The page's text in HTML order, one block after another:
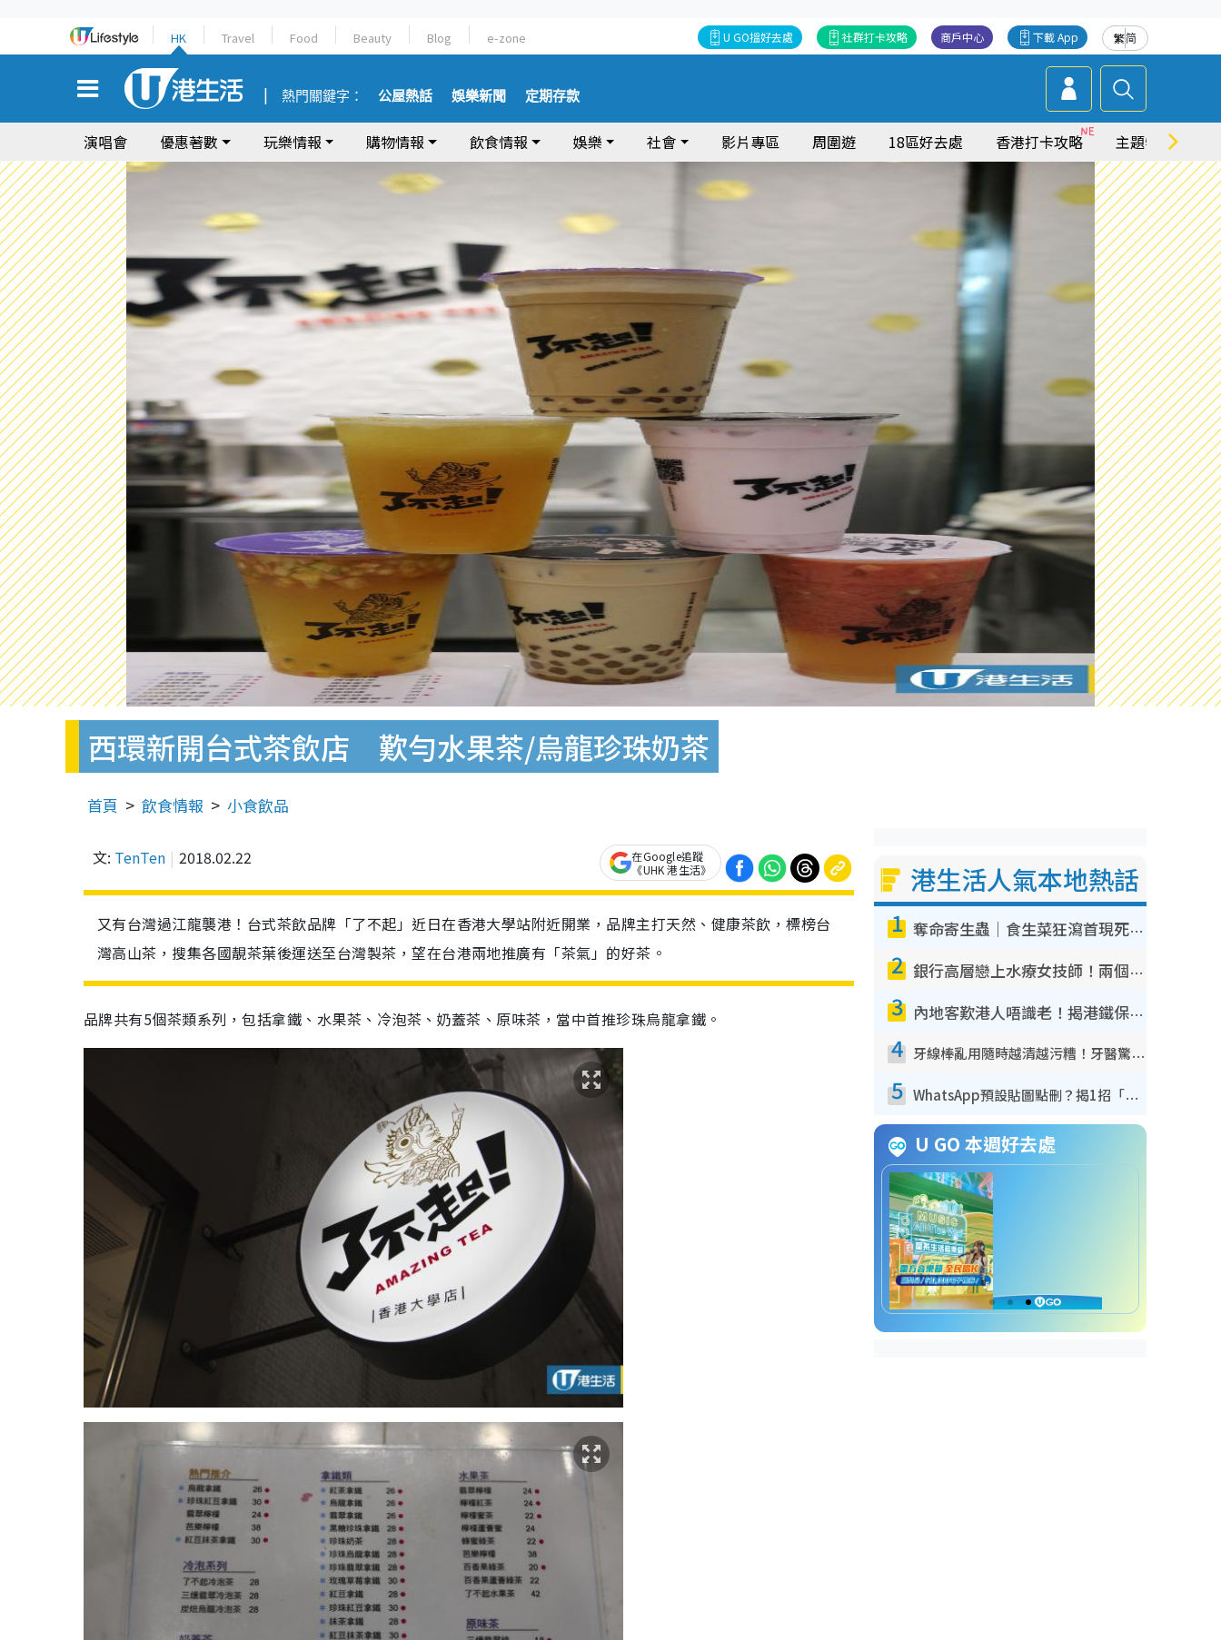
HK Travel Food Beauty Blog e-zone 繁简
下載 App
商戶中心
社群打卡攻略
U GO搵好去處
熱門關鍵字： 公屋熱話 娛樂新聞 定期存款
演唱會 優惠著數 玩樂情報 購物情報 飲食情報 娛樂 社會 影片專區 周圍遊 18區好去處 香港打卡攻略 主題特集
西環新開台式茶飲店 歎勻水果茶/烏龍珍珠奶茶
首頁 飲食情報 小食飲品
文: TenTen 2018.02.22
在Google追蹤
《UHK 港生活》
又有台灣過江龍襲港！台式茶飲品牌「了不起」近日在香港大學站附近開業，品牌主打天然、健康茶飲，標榜台
灣高山茶，搜集各國靚茶葉後運送至台灣製茶，望在台港兩地推廣有「茶氣」的好茶。
品牌共有5個茶類系列，包括拿鐵、水果茶、冷泡茶、奶蓋茶、原味茶，當中首推珍珠烏龍拿鐵。
港生活人氣本地熱話
1 奪命寄生蟲｜食生菜狂瀉首現死者！疫潮惡化錄1.8萬宗病例 揭洗菜3大謬誤
2 銀行高層戀上水療女技師！兩個月借128萬驚覺「沉船」沉落火海 揭背後疑似邪教操控賣淫
3 內地客歎港人唔識老！揭港鐵保鮮級冷氣 港人求放過：咪投訴
4 牙線棒亂用隨時越清越污糟！牙醫驚揭盲目過戶細菌恐致蛀牙：呢種先係日常真保養
5 WhatsApp預設貼圖點刪？揭1招「反向操作」還原簡潔介面 附3步實測教學
U GO 本週好去處